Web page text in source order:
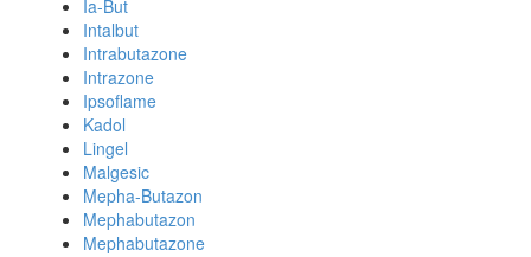
Ia-But
Intalbut
Intrabutazone
Intrazone
Ipsoflame
Kadol
Lingel
Malgesic
Mepha-Butazon
Mephabutazon
Mephabutazone